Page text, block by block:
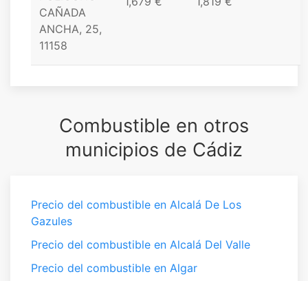
CAÑADA
ANCHA, 25,
11158
Combustible en otros
municipios de Cádiz
Precio del combustible en Alcalá De Los
Gazules
Precio del combustible en Alcalá Del Valle
Precio del combustible en Algar